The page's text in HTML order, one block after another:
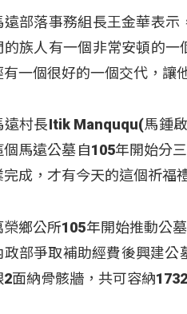
遠部落事務組長王金華表
的族人有一個非常安頓的
有一個很好的一個交代，讓
遠村長Itik Manququ(馬鍾
個馬遠公墓自105年開始分
完成，才有今天的這個祈福
榮鄉公所105年開始推動公
政部爭取補助經費後興建
2面納骨骸牆，共可容納